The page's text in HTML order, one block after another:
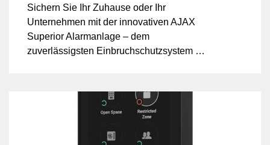
Sichern Sie Ihr Zuhause oder Ihr
Unternehmen mit der innovativen AJAX
Superior Alarmanlage – dem
zuverlässigsten Einbruchschutzsystem der
starten Sie risikofrei in Ihre Sicherheit.
Installation, Programmierung und App-
Security GmbH – 17 Jahre Erfahrung in